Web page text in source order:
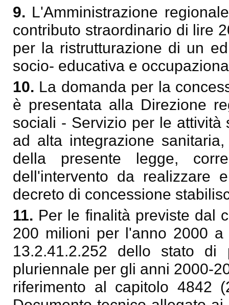
9. L'Amministrazione
contributo straordinario di lire
per la ristrutturazione di un
socio- educativa e
10. La domanda per la
è presentata alla Direzione
sociali - Servizio per le
ad alta integrazione
della presente legge,
dell'intervento da realizzare
decreto di concessione
11. Per le finalità previste dal
200 milioni per l'anno 2000
13.2.41.2.252 dello stato
pluriennale per gli anni 2000-
riferimento al capitolo 4842